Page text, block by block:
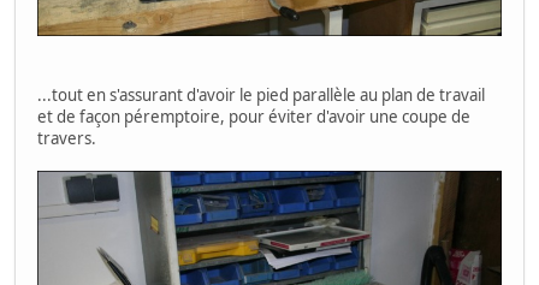
...tout en s'assurant d'avoir le pied parallèle au plan de travail
et de façon péremptoire, pour éviter d'avoir une coupe de
travers.